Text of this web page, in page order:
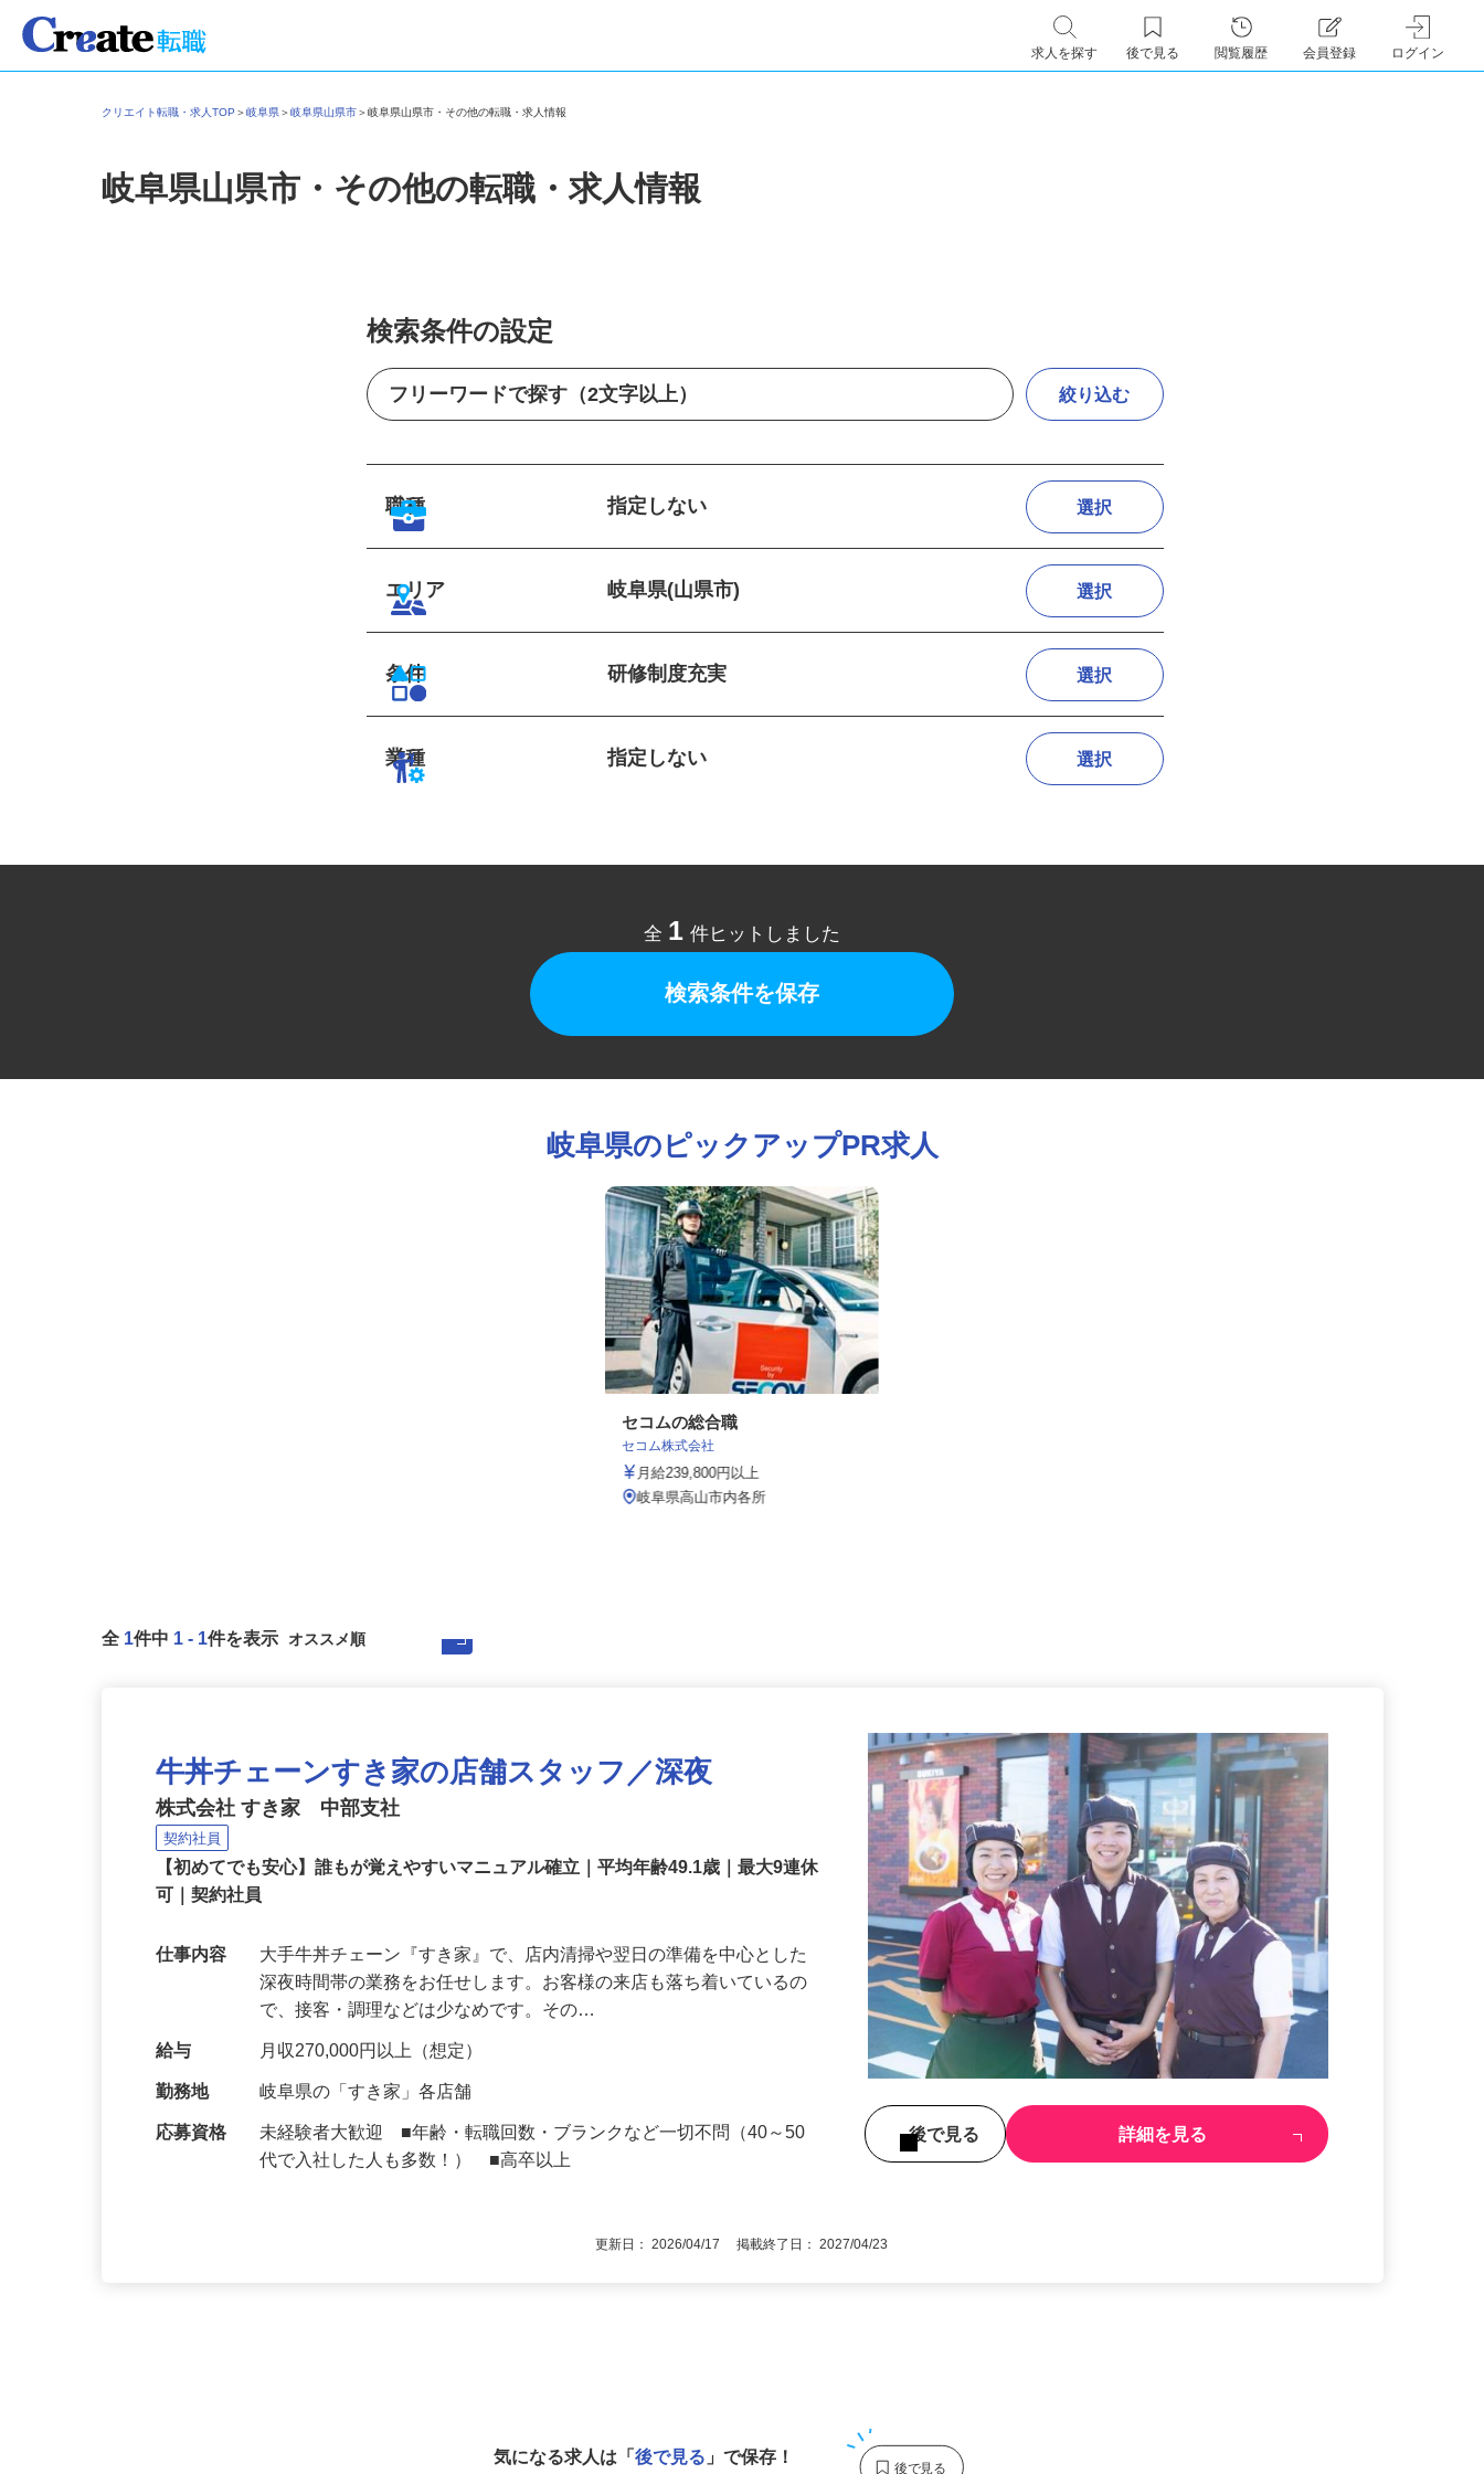
求人を探す 後で見る 閲覧履歴 会員登録 ログイン
クリエイト転職・求人TOP＞岐阜県＞岐阜県山県市＞岐阜県山県市・その他の転職・求人情報
岐阜県山県市・その他の転職・求人情報
検索条件の設定
絞り込む
職種 指定しない 選択
エリア 岐阜県(山県市) 選択
条件 研修制度充実 選択
業種 指定しない 選択
全1件ヒットしました
検索条件を保存
岐阜県のピックアップPR求人
セコムの総合職
セコム株式会社
月給239,800円以上
牛丼チェーンすき家の店舗スタッフ／深夜
株式会社 すき家 中部支社
契約社員
【初めてでも安心】誰もが覚えやすいマニュアル確立｜平均年齢49.1歳｜最大9連休
大手牛丼チェーン『すき家』で、店内清掃や翌日の準備を中心とした
深夜時間帯の業務をお任せします。お客様の来店も落ち着いているの
で、接客・調理などは少なめです。その…
給与 月収270,000円以上（想定）
勤務地 岐阜県の「すき家」各店舗
未経験者大歓迎 ■年齢・転職回数・ブランクなど一切不問（40～50 後で見る 詳細を見る